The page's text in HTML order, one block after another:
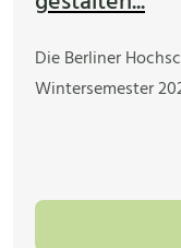
Die Berliner
Wintersemester